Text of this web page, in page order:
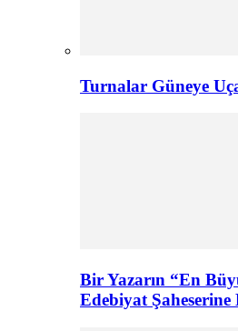
Turnalar Güneye
Bir Yazarın “En
Edebiyat